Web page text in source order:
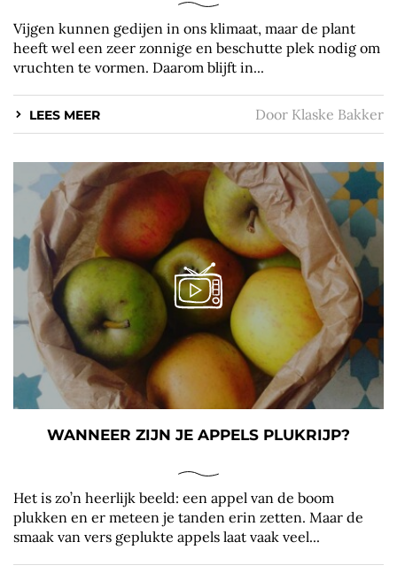
Vijgen kunnen gedijen in ons klimaat, maar de plant
heeft wel een zeer zonnige en beschutte plek nodig om
vruchten te vormen. Daarom blijft in...
LEES MEER Door Klaske Bakker
WANNEER ZIJN JE APPELS PLUKRIJP?
Het is zo’n heerlijk beeld: een appel van de boom
plukken en er meteen je tanden erin zetten. Maar de
smaak van vers geplukte appels laat vaak veel...